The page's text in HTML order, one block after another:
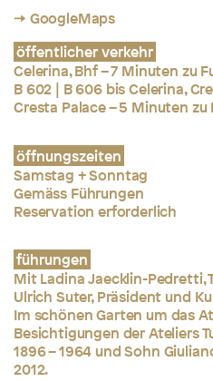
→ GoogleMaps
öffentlicher verkehr
Celerina, Bhf – 7 Minuten zu
B 602 | B 606 bis Celerina,
Cresta Palace – 5 Minuten zu
öffnungszeiten
Samstag + Sonntag
Gemäss Führungen
Reservation erforderlich
führungen
Mit Ladina Jaecklin-Pedretti,
Ulrich Suter, Präsident und
Im schönen Garten um das
Besichtigungen der Ateliers
1896 – 1964 und Sohn
2012.